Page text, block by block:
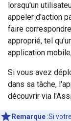
lorsqu'un
appeler d'action
faire
approprié, tel
application
Si vous avez
dans sa tâche,
découvrir via
Remarque :Si